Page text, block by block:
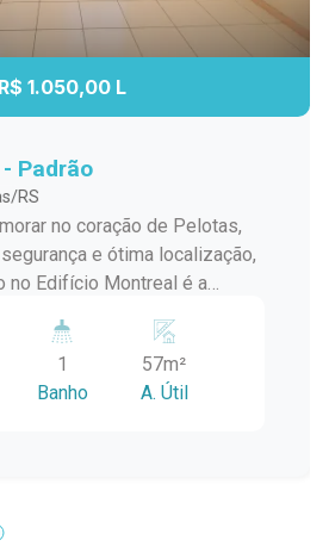
R$ 1.050,00 L
Padrão
RS
no coração de Pelotas,
e ótima localização,
no Edifício Montreal é a
Pedro Osório, Theatro
oferece a comodidade de
o que você precisa no seu
espaço, ideal para
1
Banho
57m²
A. Útil